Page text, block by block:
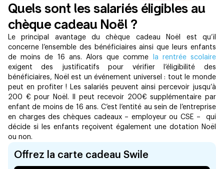
Quels sont les salariés éligibles au
chèque cadeau Noël ? ‍
Le principal avantage du chèque cadeau Noël est qu’il
concerne l’ensemble des bénéficiaires ainsi que leurs enfants
de moins de 16 ans. Alors quecomme
la rentrée scolaire
exigent des justificatifs pour vérifier l’éligibilité des
bénéficiaires, Noël est un événement universel : tout le monde
peut en profiter ! Les salariés peuvent ainsi percevoir jusqu’à
200 € pour Noël. Il peut recevoir 200€ supplémentaire par
enfant de moins de 16 ans. C’est l’entité au sein de l’entreprise
en charges des chèques cadeaux – employeur ou CSE – qui
décide si les enfants reçoivent également une dotation Noël
ou non.
Offrez la carte cadeau Swile